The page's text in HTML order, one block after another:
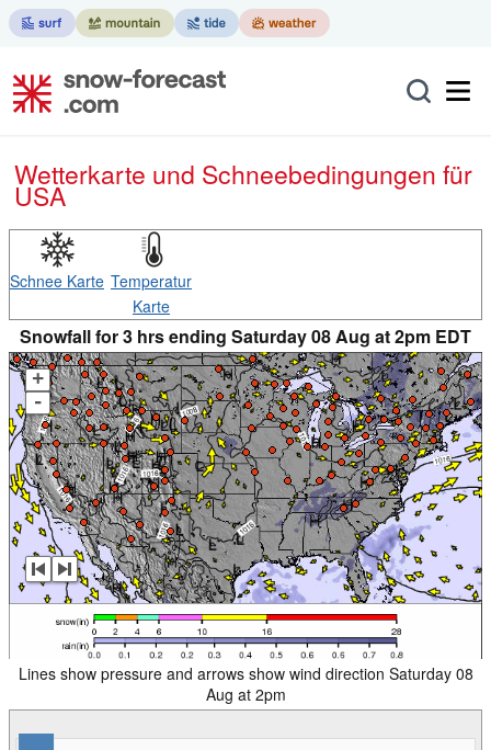
Wetterkarte und Schneebedingungen für
USA
Schnee Karte Temperatur
Karte
Snowfall for 3 hrs ending Saturday 08 Aug at 2pm EDT
+
-
Lines show pressure and arrows show wind direction Saturday 08
Aug at 2pm